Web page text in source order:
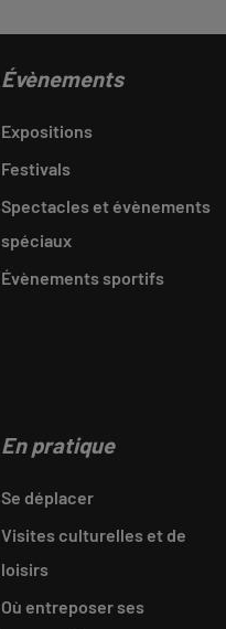
Évènements
Expositions
Festivals
Spectacles et évènements
spéciaux
Évènements sportifs
En pratique
Se déplacer
Visites culturelles et de
loisirs
Où entreposer ses